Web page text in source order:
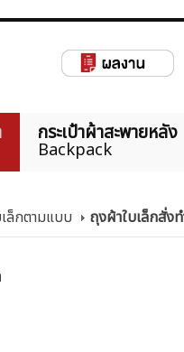
กระเป๋าผ้าสะพายหลัง
Backpack
เล็กตามแบบ ถุงผ้าใบเล็กสั่ง